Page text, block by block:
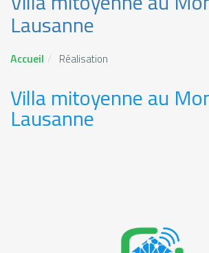
Lausanne
Accueil Réalisation
Villa mitoyenne au
Lausanne